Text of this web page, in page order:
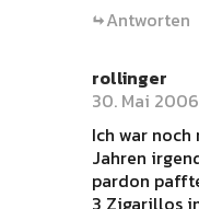
Antworten
rollinger
30. Mai 2006
Ich war noch
Jahren
pardon
3 Zigarillos